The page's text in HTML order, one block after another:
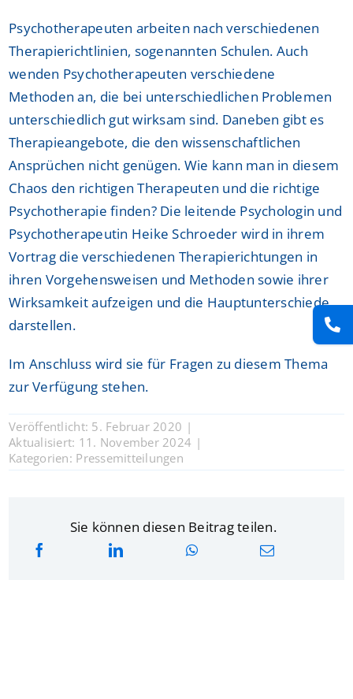
Psychotherapeuten arbeiten nach verschiedenen
Therapierichtlinien, sogenannten Schulen. Auch
wenden Psychotherapeuten verschiedene
Methoden an, die bei unterschiedlichen Problemen
unterschiedlich gut wirksam sind. Daneben gibt es
Therapieangebote, die den wissenschaftlichen
Ansprüchen nicht genügen. Wie kann man in diesem
Chaos den richtigen Therapeuten und die richtige
Psychotherapie finden? Die leitende Psychologin und
Psychotherapeutin Heike Schroeder wird in ihrem
Vortrag die verschiedenen Therapierichtungen in
ihren Vorgehensweisen und Methoden sowie ihrer
Wirksamkeit aufzeigen und die Hauptunterschiede
darstellen.
Im Anschluss wird sie für Fragen zu diesem Thema
zur Verfügung stehen.
Veröffentlicht: 5. Februar 2020 |
Aktualisiert: 11. November 2024 |
Kategorien: Pressemitteilungen
Sie können diesen Beitrag teilen.